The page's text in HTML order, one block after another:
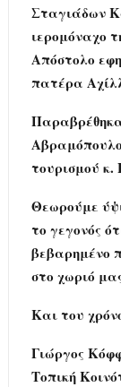
Σταγιάδων
ιερομόναχο
Απόστολο
πατέρα
τουρισμού
Θεωρούμε
το γεγονός
βεβαρημένο
στο χωριό
Και του
Γιώργος
Τοπική